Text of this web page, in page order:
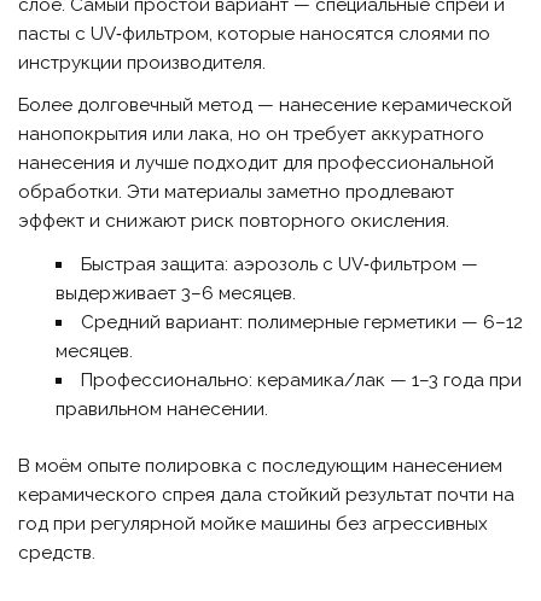
слое. Самый простой вариант — специальные спреи и
пасты с UV‑фильтром, которые наносятся слоями по
инструкции производителя.
Более долговечный метод — нанесение керамической
нанопокрытия или лака, но он требует аккуратного
нанесения и лучше подходит для профессиональной
обработки. Эти материалы заметно продлевают
эффект и снижают риск повторного окисления.
Быстрая защита: аэрозоль с UV‑фильтром —
выдерживает 3–6 месяцев.
Средний вариант: полимерные герметики — 6–12
месяцев.
Профессионально: керамика/лак — 1–3 года при
правильном нанесении.
В моём опыте полировка с последующим нанесением
керамического спрея дала стойкий результат почти на
год при регулярной мойке машины без агрессивных
средств.